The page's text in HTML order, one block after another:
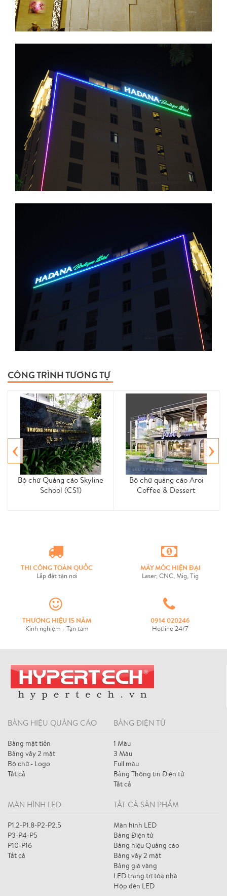
CÔNG TRÌNH TƯƠNG TỰ
Bộ chữ Quảng cáo Skyline
School (CS1)
Bộ chữ quảng cáo Aroi
Coffee & Dessert
‹ ›
THI CÔNG TOÀN QUỐC
Lắp đặt tận nơi
MÁY MÓC HIỆN ĐẠI
Laser, CNC, Mig, Tig
THƯƠNG HIỆU 15 NĂM
Kinh nghiệm - Tận tâm
0914 020246
Hotline 24/7
BẢNG HIỆU QUẢNG CÁO
Bảng mặt tiền
Bảng vẫy 2 mặt
Bộ chữ - Logo
Tất cả
BẢNG ĐIỆN TỬ
1 Màu
3 Màu
Full màu
Bảng Thông tin Điện tử
Tất cả
MÀN HÌNH LED
P1.2-P1.8-P2-P2.5
P3-P4-P5
P10-P16
Tất cả
TẤT CẢ SẢN PHẨM
Màn hình LED
Bảng Điện tử
Bảng hiệu Quảng cáo
Bảng vẫy 2 mặt
Bảng giá vàng
LED trang trí tòa nhà
Hộp đèn LED